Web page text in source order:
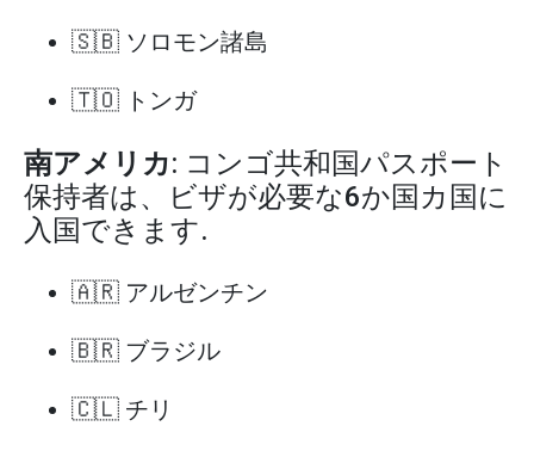
🇸🇧 ソロモン諸島
🇹🇴 トンガ
南アメリカ: コンゴ共和国パスポート
保持者は、ビザが必要な6か国カ国に
入国できます.
🇦🇷 アルゼンチン
🇧🇷 ブラジル
🇨🇱 チリ